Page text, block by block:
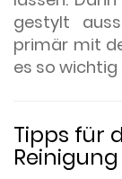
gestylt
primär mit
es so wichtig
Tipps für
Reinigung